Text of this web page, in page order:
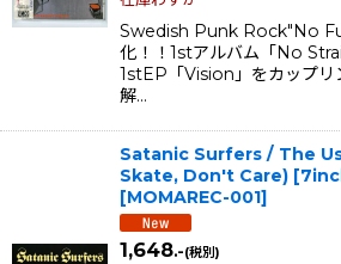
Swedish Punk Rock"No
化！！1stアルバム「No
1stEP「Vision」をカップリ
解…
Satanic Surfers / The
Skate, Don't Care) [7inch
[MOMAREC-001]
1,648.-(税別)